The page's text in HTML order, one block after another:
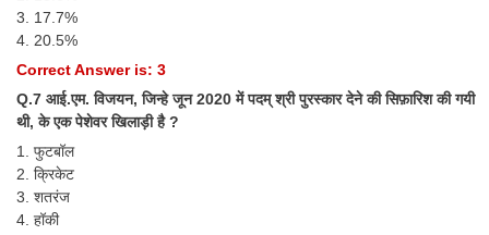
SSC Junior Engineers (J.E.)
Junior Hindi Translators (JHT)
Delhi Police Constables
FCI Exam
CAPF / Delhi Police - SI (CPO)
SSC Exam Vacancies
3. 17.7%
4. 20.5%
Correct Answer is: 3
Q.7 आई.एम. विजयन, जिन्हे जून 2020 में पदम् श्री पुरस्कार देने की सिफ़ारिश की गयी
थी, के एक पेशेवर खिलाड़ी है ?
1. फुटबॉल
2. क्रिकेट
3. शतरंज
4. हॉकी